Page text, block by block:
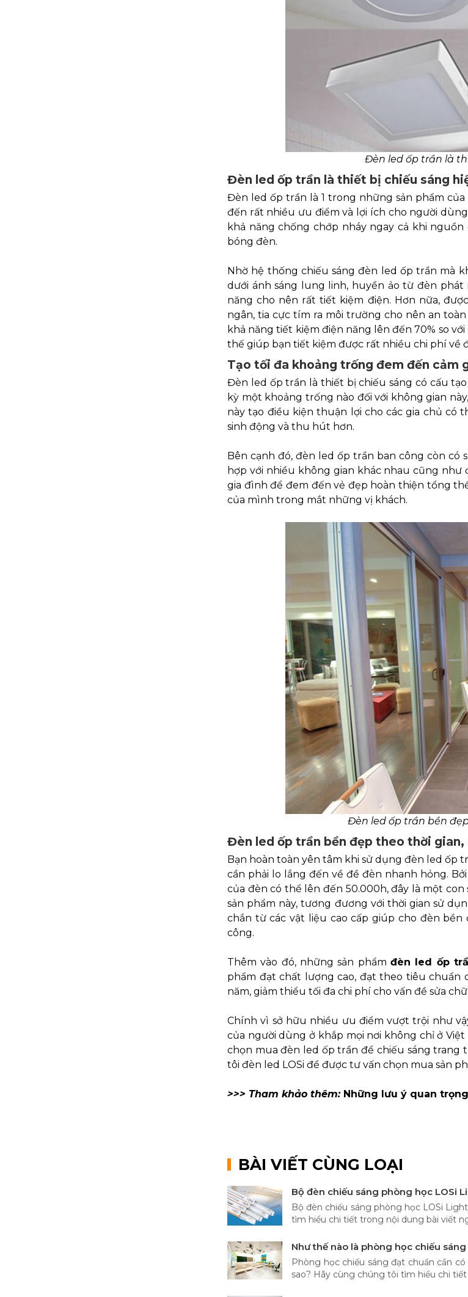
Đèn led ốp trần là
Đèn led ốp trần là thiết bị chiếu sáng
Đèn led ốp trần là 1 trong những sản phẩm của
đến rất nhiều ưu điểm và lợi ích cho người
khả năng chống chớp nháy ngay cả khi
bóng đèn.
Nhờ hệ thống chiếu sáng đèn led ốp trần mà
dưới ánh sáng lung linh, huyền ảo từ đèn
năng cho nên rất tiết kiệm điện. Hơn nữa,
ngân, tia cực tím ra môi trường cho nên an
khả năng tiết kiệm điện năng lên đến 70% so
thế giúp bạn tiết kiệm được rất nhiều chi phí về
Tạo tối đa khoảng trống đem đến cảm
Đèn led ốp trần là thiết bị chiếu sáng có cấu
kỳ một khoảng trống nào đối với không gian
này tạo điều kiện thuận lợi cho các gia chủ có
sinh động và thu hút hơn.
Bên cạnh đó, đèn led ốp trần ban công còn có
hợp với nhiều không gian khác nhau cũng
gia đình để đem đến vẻ đẹp hoàn thiện tổng
của mình trong mắt những vị khách.
Đèn led ốp trần bền
Đèn led ốp trần bền đẹp theo thời gian,
Bạn hoàn toàn yên tâm khi sử dụng đèn led ốp
cần phải lo lắng đến về đề đèn nhanh hỏng.
của đèn có thể lên đến 50.000h, đây là một
sản phẩm này, tương đương với thời gian sử
chắn từ các vật liệu cao cấp giúp cho đèn
công.
Thêm vào đó, những sản phẩm đèn led ốp
phẩm đạt chất lượng cao, đạt theo tiêu chuẩn
năm, giảm thiểu tối đa chi phí cho vấn đề sửa
Chính vì sở hữu nhiều ưu điểm vượt trội như
của người dùng ở khắp mọi nơi không chỉ ở
chọn mua đèn led ốp trần để chiếu sáng trang
tôi đèn led LOSi để được tư vấn chọn mua sản
>>> Tham khảo thêm: Những lưu ý quan
BÀI VIẾT CÙNG LOẠI
Bộ đèn chiếu sáng phòng học LOSi
Bộ đèn chiếu sáng phòng học LOSi
tìm hiểu chi tiết trong nội dung bài viết
Như thế nào là phòng học chiếu
Phòng học chiếu sáng đạt chuẩn cần
sao? Hãy cùng chúng tôi tìm hiểu chi